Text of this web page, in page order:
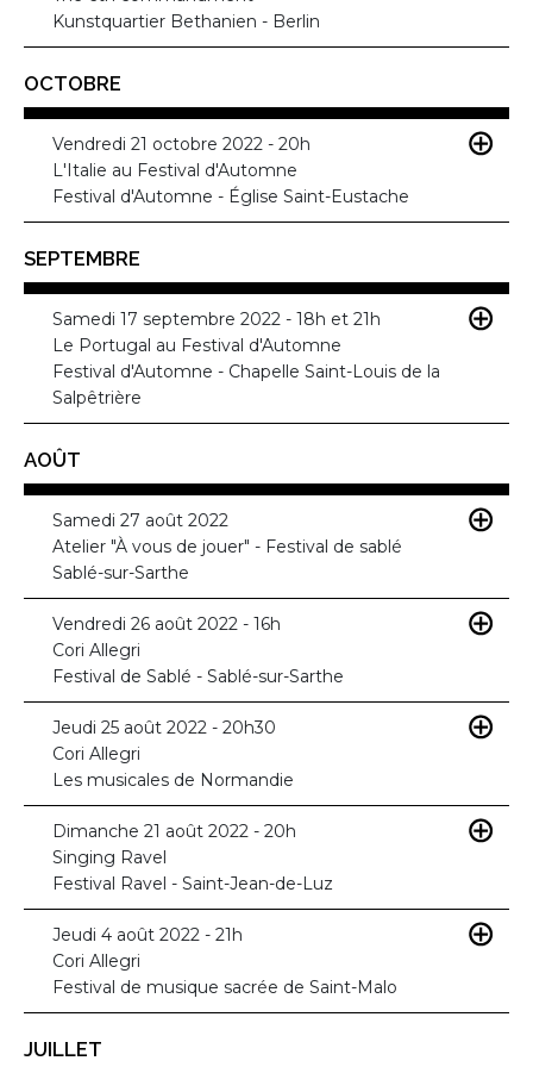
Kunstquartier Bethanien - Berlin
OCTOBRE
Vendredi 21 octobre 2022 - 20h
L'Italie au Festival d'Automne
Festival d'Automne - Église Saint-Eustache
SEPTEMBRE
Samedi 17 septembre 2022 - 18h et 21h
Le Portugal au Festival d'Automne
Festival d'Automne - Chapelle Saint-Louis de la
Salpêtrière
AOÛT
Samedi 27 août 2022
Atelier "À vous de jouer" - Festival de sablé
Sablé-sur-Sarthe
Vendredi 26 août 2022 - 16h
Cori Allegri
Festival de Sablé - Sablé-sur-Sarthe
Jeudi 25 août 2022 - 20h30
Cori Allegri
Les musicales de Normandie
Dimanche 21 août 2022 - 20h
Singing Ravel
Festival Ravel - Saint-Jean-de-Luz
Jeudi 4 août 2022 - 21h
Cori Allegri
Festival de musique sacrée de Saint-Malo
JUILLET